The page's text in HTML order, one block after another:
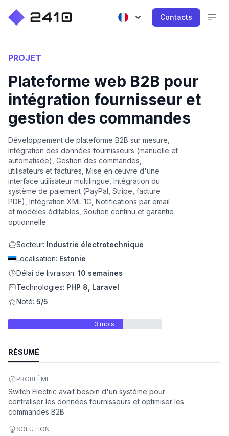
Contacts
PROJET
Plateforme web B2B pour
intégration fournisseur et
gestion des commandes
Développement de plateforme B2B sur mesure,
Intégration des données fournisseurs (manuelle et
automatisée), Gestion des commandes,
utilisateurs et factures, Mise en œuvre d'une
interface utilisateur multilingue, Intégration du
système de paiement (PayPal, Stripe, facture
PDF), Intégration XML 1C, Notifications par email
et modèles éditables, Soutien continu et garantie
optionnelle
Secteur: Industrie électrotechnique
Localisation: Estonie
Délai de livraison: 10 semaines
Technologies: PHP 8, Laravel
Noté: 5/5
3 mois
RÉSUMÉ
PROBLÈME
Switch Electric avait besoin d'un système pour
centraliser les données fournisseurs et optimiser les
commandes B2B.
SOLUTION